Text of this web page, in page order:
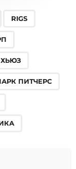
RIGS
ПИТЧЕРС